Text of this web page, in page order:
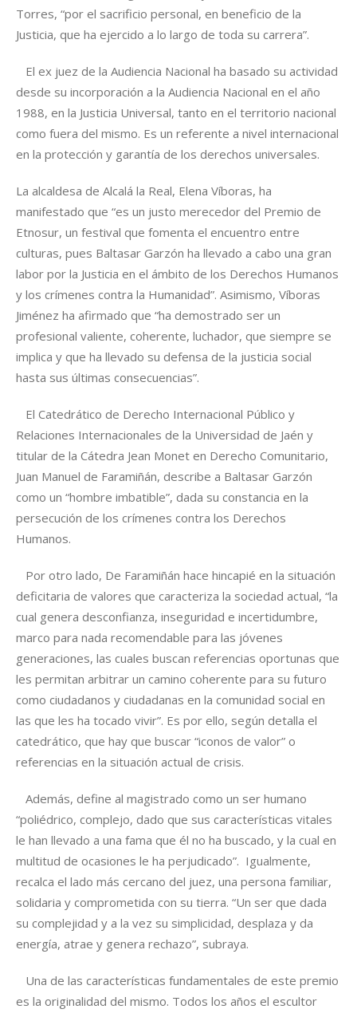
Torres, “por el sacrificio personal, en beneficio de la
Justicia, que ha ejercido a lo largo de toda su carrera”.
El ex juez de la Audiencia Nacional ha basado su actividad
desde su incorporación a la Audiencia Nacional en el año
1988, en la Justicia Universal, tanto en el territorio nacional
como fuera del mismo. Es un referente a nivel internacional
en la protección y garantía de los derechos universales.
La alcaldesa de Alcalá la Real, Elena Víboras, ha
manifestado que “es un justo merecedor del Premio de
Etnosur, un festival que fomenta el encuentro entre
culturas, pues Baltasar Garzón ha llevado a cabo una gran
labor por la Justicia en el ámbito de los Derechos Humanos
y los crímenes contra la Humanidad”. Asimismo, Víboras
Jiménez ha afirmado que “ha demostrado ser un
profesional valiente, coherente, luchador, que siempre se
implica y que ha llevado su defensa de la justicia social
hasta sus últimas consecuencias”.
El Catedrático de Derecho Internacional Público y
Relaciones Internacionales de la Universidad de Jaén y
titular de la Cátedra Jean Monet en Derecho Comunitario,
Juan Manuel de Faramiñán, describe a Baltasar Garzón
como un “hombre imbatible”, dada su constancia en la
persecución de los crímenes contra los Derechos
Humanos.
Por otro lado, De Faramiñán hace hincapié en la situación
deficitaria de valores que caracteriza la sociedad actual, “la
cual genera desconfianza, inseguridad e incertidumbre,
marco para nada recomendable para las jóvenes
generaciones, las cuales buscan referencias oportunas que
les permitan arbitrar un camino coherente para su futuro
como ciudadanos y ciudadanas en la comunidad social en
las que les ha tocado vivir”. Es por ello, según detalla el
catedrático, que hay que buscar “iconos de valor” o
referencias en la situación actual de crisis.
Además, define al magistrado como un ser humano
“poliédrico, complejo, dado que sus características vitales
le han llevado a una fama que él no ha buscado, y la cual en
multitud de ocasiones le ha perjudicado”. Igualmente,
recalca el lado más cercano del juez, una persona familiar,
solidaria y comprometida con su tierra. “Un ser que dada
su complejidad y a la vez su simplicidad, desplaza y da
energía, atrae y genera rechazo”, subraya.
Una de las características fundamentales de este premio
es la originalidad del mismo. Todos los años el escultor